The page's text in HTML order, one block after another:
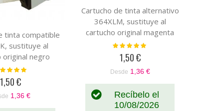
c
c
e
a
tinta compatible
sustituye al
original negro
CN684EE
1,50 €
1,36 €
Cartucho de tinta alternativo
364XLM, sustituye al
cartucho original magenta
CB319EE-CB324EE
Valoración:
1,50 €
Desde 1,36 €
Recíbelo el
10/08/2026